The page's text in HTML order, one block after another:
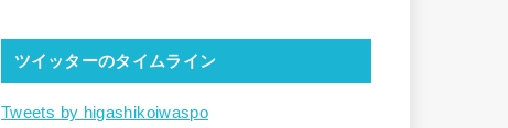
ツイッターのタイムライン
Tweets by higashikoiwaspo